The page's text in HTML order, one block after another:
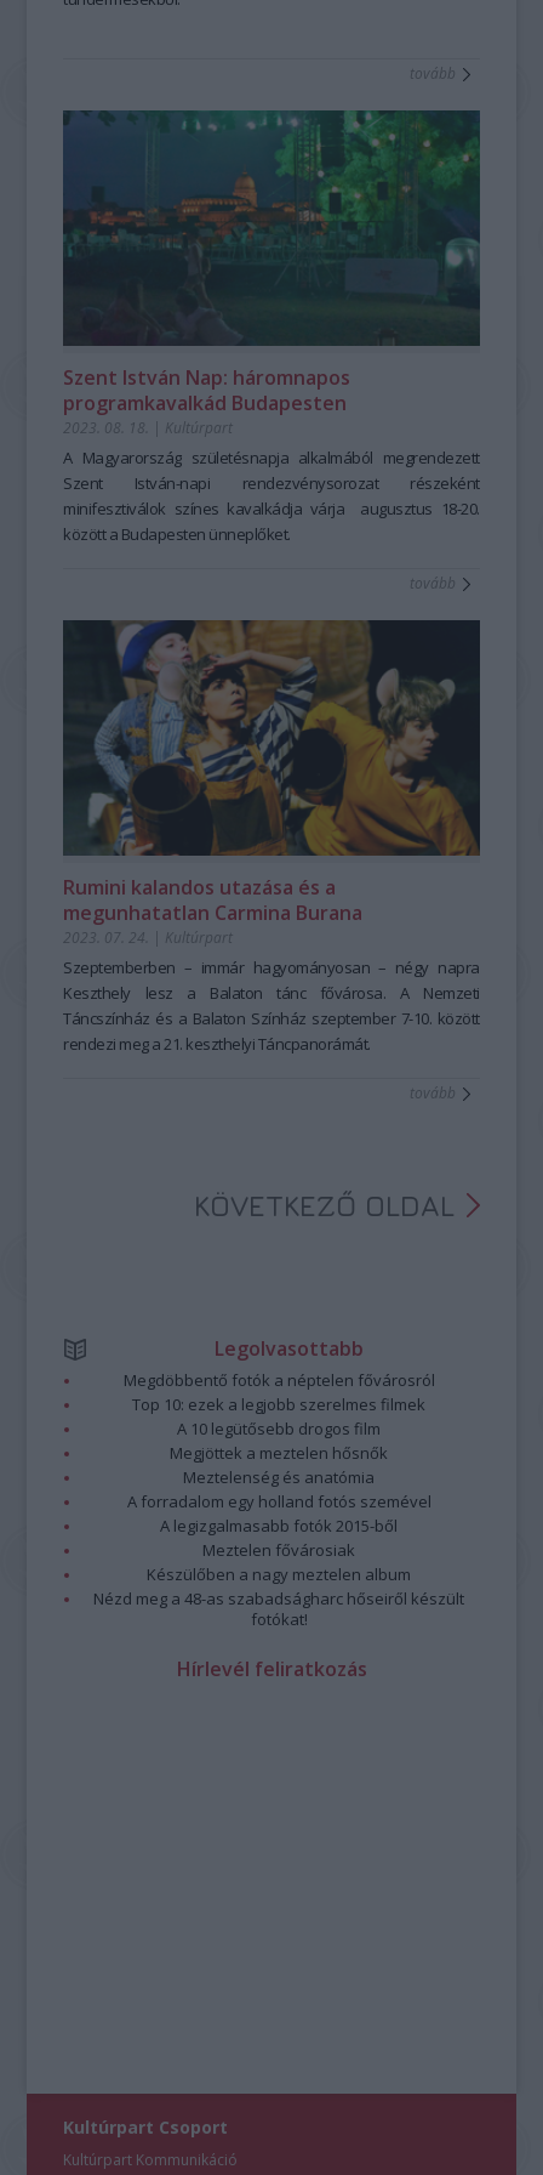
tovább
Szent István Nap: háromnapos
programkavalkád Budapesten
2023. 08. 18. | Kultúrpart
AMagyarország születésnapja alkalmából megrendezett
Szent István-napi rendezvénysorozat részeként
minifesztiválok színes kavalkádja várja augusztus 18-20.
között a Budapesten ünneplőket.
tovább
Rumini kalandos utazása és a
megunhatatlan Carmina Burana
2023. 07. 24. | Kultúrpart
Szeptemberben – immár hagyományosan – négy napra
Keszthely lesz a Balaton tánc fővárosa. A Nemzeti
Táncszínház és a Balaton Színház szeptember 7-10. között
rendezi meg a 21. keszthelyi Táncpanorámát.
tovább
KÖVETKEZŐ OLDAL
Legolvasottabb
Megdöbbentő fotók a néptelen fővárosról
Top 10: ezek a legjobb szerelmes filmek
A 10 legütősebb drogos film
Megjöttek a meztelen hősnők
Meztelenség és anatómia
A forradalom egy holland fotós szemével
A legizgalmasabb fotók 2015-ből
Meztelen fővárosiak
Készülőben a nagy meztelen album
Nézd meg a 48-as szabadságharc hőseiről készült
fotókat!
Hírlevél feliratkozás
Kultúrpart Csoport
Kultúrpart Kommunikáció